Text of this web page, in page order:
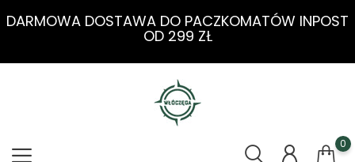
DARMOWA DOSTAWA DO PACZKOMATÓW INPOST
OD 299 ZŁ
0